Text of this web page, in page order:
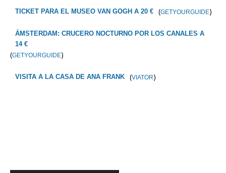
TICKET PARA EL MUSEO VAN GOGH A 20 € (GETYOURGUIDE)
ÁMSTERDAM: CRUCERO NOCTURNO POR LOS CANALES A
14 €
(GETYOURGUIDE)
VISITA A LA CASA DE ANA FRANK (VIATOR)